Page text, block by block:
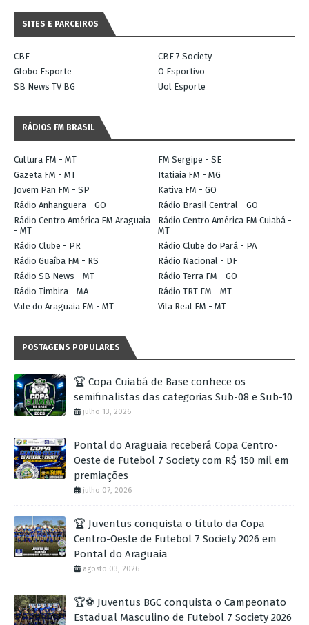
SITES E PARCEIROS
CBF
CBF 7 Society
Globo Esporte
O Esportivo
SB News TV BG
Uol Esporte
RÁDIOS FM BRASIL
Cultura FM - MT
FM Sergipe - SE
Gazeta FM - MT
Itatiaia FM - MG
Jovem Pan FM - SP
Kativa FM - GO
Rádio Anhanguera - GO
Rádio Brasil Central - GO
Rádio Centro América FM Araguaia
- MT
Rádio Centro América FM Cuiabá -
MT
Rádio Clube - PR
Rádio Clube do Pará - PA
Rádio Guaíba FM - RS
Rádio Nacional - DF
Rádio SB News - MT
Rádio Terra FM - GO
Rádio Timbira - MA
Rádio TRT FM - MT
Vale do Araguaia FM - MT
Vila Real FM - MT
POSTAGENS POPULARES
🏆 Copa Cuiabá de Base conhece os
semifinalistas das categorias Sub-08 e Sub-10
julho 13, 2026
Pontal do Araguaia receberá Copa Centro-
Oeste de Futebol 7 Society com R$ 150 mil em
premiações
julho 07, 2026
🏆 Juventus conquista o título da Copa
Centro-Oeste de Futebol 7 Society 2026 em
Pontal do Araguaia
agosto 03, 2026
🏆⚽ Juventus BGC conquista o Campeonato
Estadual Masculino de Futebol 7 Society 2026